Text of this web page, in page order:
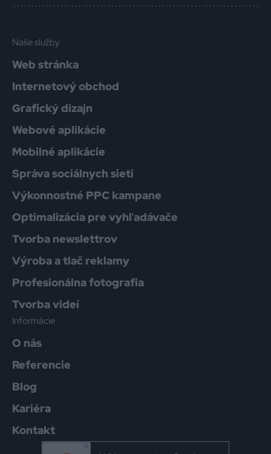
Naše služby
Web stránka
Internetový obchod
Grafický dizajn
Webové aplikácie
Mobilné aplikácie
Správa sociálnych sieti
Výkonnostné PPC kampane
Optimalizácia pre vyhľadávače
Tvorba newslettrov
Výroba a tlač reklamy
Profesionálna fotografia
Tvorba videí
Informácie
O nás
Referencie
Blog
Kariéra
Kontakt